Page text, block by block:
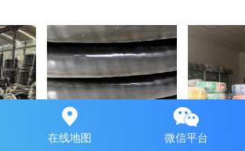
库房展示 库房产
在线地图 微信平台